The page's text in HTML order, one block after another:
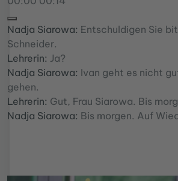
Nadja Siarowa: Entschuldigen Sie
Schneider.
Lehrerin: Ja?
Nadja Siarowa: Ivan geht es nicht
gehen.
Lehrerin: Gut, Frau Siarowa. Bis
Nadja Siarowa: Bis morgen. Auf